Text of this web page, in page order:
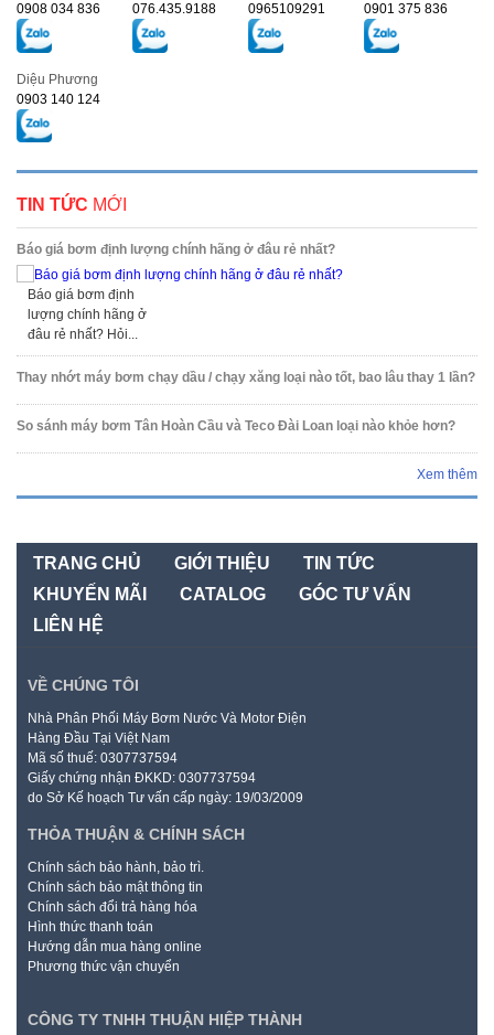
0908 034 836
076.435.9188
0965109291
0901 375 836
Diệu Phương
0903 140 124
TIN TỨC MỚI
Báo giá bơm định lượng chính hãng ở đâu rẻ nhất?
Báo giá bơm định
lượng chính hãng ở
đâu rẻ nhất? Hỏi...
Thay nhớt máy bơm chạy dầu / chạy xăng loại nào tốt, bao lâu thay 1 lần?
So sánh máy bơm Tân Hoàn Cầu và Teco Đài Loan loại nào khỏe hơn?
Xem thêm
TRANG CHỦ GIỚI THIỆU
TIN TỨC
KHUYẾN MÃI
CATALOG
GÓC TƯ VẤN
LIÊN HỆ
VỀ CHÚNG TÔI
Nhà Phân Phối Máy Bơm Nước Và Motor Điện
Hàng Đầu Tại Việt Nam
Mã số thuế: 0307737594
Giấy chứng nhận ĐKKD: 0307737594
do Sở Kế hoạch Tư vấn cấp ngày: 19/03/2009
THỎA THUẬN & CHÍNH SÁCH
Chính sách bảo hành, bảo trì.
Chính sách bảo mật thông tin
Chính sách đổi trả hàng hóa
Hình thức thanh toán
Hướng dẫn mua hàng online
Phương thức vận chuyển
CÔNG TY TNHH THUẬN HIỆP THÀNH